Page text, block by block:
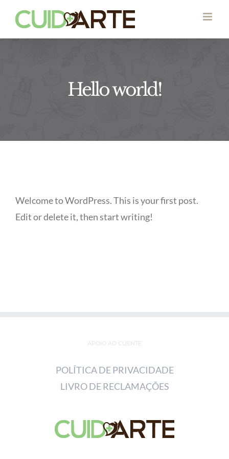
content
Hello world!
Welcome to WordPress. This is your first post.
Edit or delete it, then start writing!
APOIO AO CLIENTE
POLÍTICA DE PRIVACIDADE
LIVRO DE RECLAMAÇÕES